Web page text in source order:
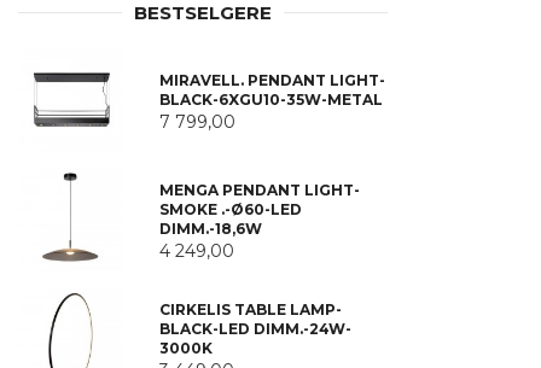
BESTSELGERE
MIRAVELL. PENDANT LIGHT-
BLACK-6XGU10-35W-METAL
7 799,00
MENGA PENDANT LIGHT-
SMOKE .-Ø60-LED
DIMM.-18,6W
4 249,00
CIRKELIS TABLE LAMP-
BLACK-LED DIMM.-24W-
3000K